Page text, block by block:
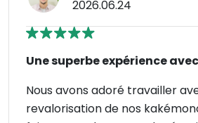
2026.06.24
Une superbe expérience
Nous avons adoré travailler
revalorisation de nos